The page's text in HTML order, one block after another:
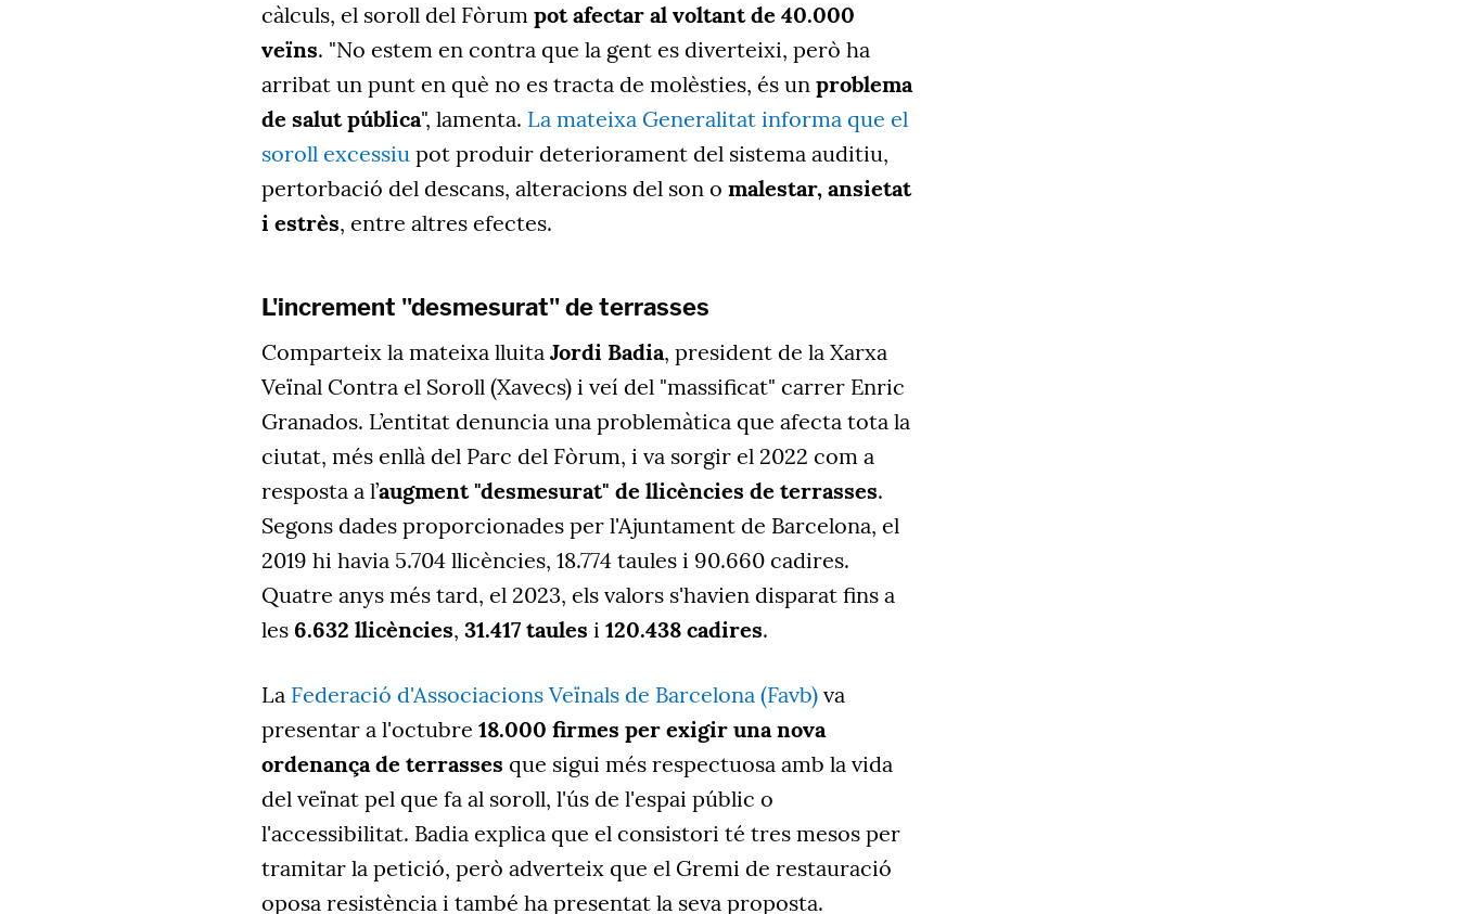
càlculs, el soroll del Fòrum pot afectar al voltant de 40.000
veïns. "No estem en contra que la gent es diverteixi, però ha
arribat un punt en què no es tracta de molèsties, és un problema
de salut pública", lamenta. La mateixa Generalitat informa que el
soroll excessiu pot produir deteriorament del sistema auditiu,
pertorbació del descans, alteracions del son o malestar, ansietat
i estrès, entre altres efectes.
L'increment "desmesurat" de terrasses
Comparteix la mateixa lluita Jordi Badia, president de la Xarxa
Veïnal Contra el Soroll (Xavecs) i veí del "massificat" carrer Enric
Granados. L’entitat denuncia una problemàtica que afecta tota la
ciutat, més enllà del Parc del Fòrum, i va sorgir el 2022 com a
resposta a l’augment "desmesurat" de llicències de terrasses.
Segons dades proporcionades per l'Ajuntament de Barcelona, el
2019 hi havia 5.704 llicències, 18.774 taules i 90.660 cadires.
Quatre anys més tard, el 2023, els valors s'havien disparat fins a
les 6.632 llicències, 31.417 taules i 120.438 cadires.
La Federació d'Associacions Veïnals de Barcelona (Favb) va
presentar a l'octubre 18.000 firmes per exigir una nova
ordenança de terrasses que sigui més respectuosa amb la vida
del veïnat pel que fa al soroll, l'ús de l'espai públic o
l'accessibilitat. Badia explica que el consistori té tres mesos per
tramitar la petició, però adverteix que el Gremi de restauració
oposa resistència i també ha presentat la seva proposta.